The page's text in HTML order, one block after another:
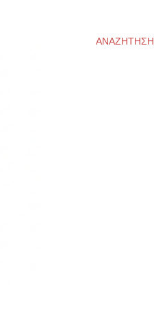
ΑΝΑΖΉΤΗΣΗ